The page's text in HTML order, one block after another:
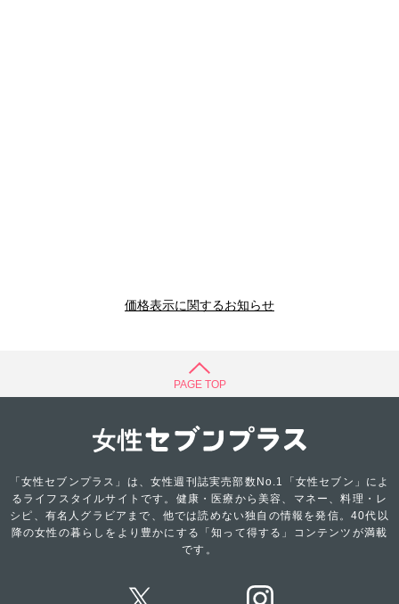
価格表示に関するお知らせ
PAGE TOP
「女性セブンプラス」は、女性週刊誌実売部数No.1「女性セブン」によ
るライフスタイルサイトです。健康・医療から美容、マネー、料理・レ
シピ、有名人グラビアまで、他では読めない独自の情報を発信。40代以
降の女性の暮らしをより豊かにする「知って得する」コンテンツが満載
です。